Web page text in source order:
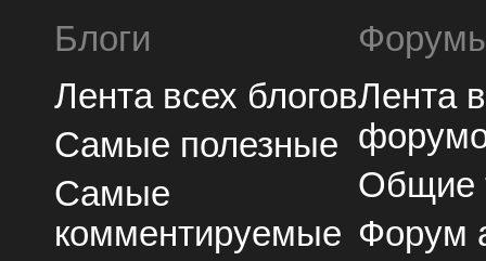
Блоги
Лента всех блогов
Самые полезные
Самые
комментируемые
Лента
Общие
Форум